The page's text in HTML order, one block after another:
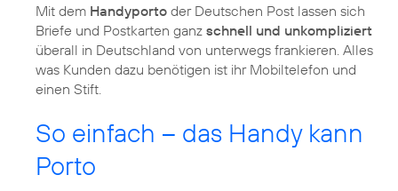
Mit dem Handyporto der Deutschen Post lassen sich
Briefe und Postkarten ganz schnell und unkompliziert
überall in Deutschland von unterwegs frankieren. Alles
was Kunden dazu benötigen ist ihr Mobiltelefon und
einen Stift.
So einfach – das Handy kann
Porto